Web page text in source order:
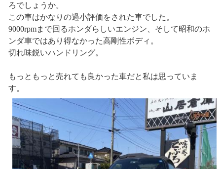
ろでしょうか。
この車はかなりの過小評価をされた車でした。
9000rpmまで回るホンダらしいエンジン、そして昭和のホ
ンダ車ではあり得なかった高剛性ボディ。
切れ味鋭いハンドリング。
もっともっと売れても良かった車だと私は思っていま
す。